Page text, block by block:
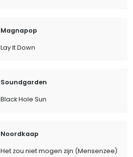
Magnapop
Lay It Down
Soundgarden
Black Hole Sun
Noordkaap
Het zou niet mogen zijn (Mensenzee)